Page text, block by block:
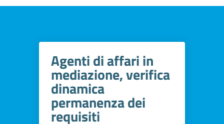
Agenti di affari in
mediazione, verifica
dinamica
permanenza dei
requisiti